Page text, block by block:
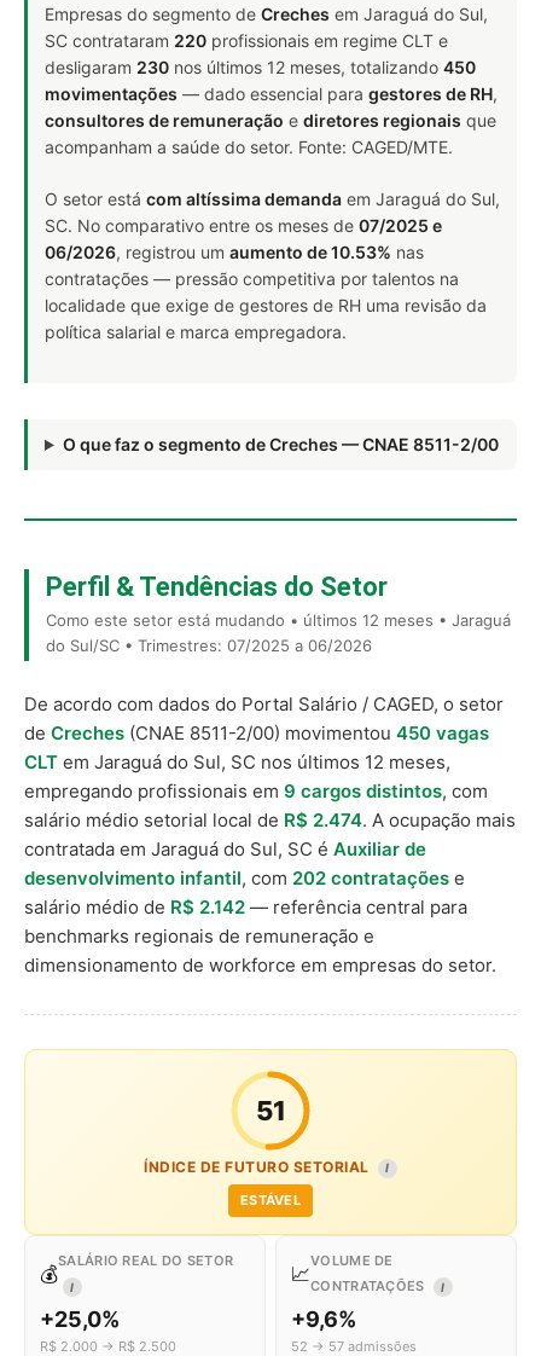
Empresas do segmento de Creches em Jaraguá do Sul,
SC contrataram 220 profissionais em regime CLT e
desligaram 230 nos últimos 12 meses, totalizando 450
movimentações — dado essencial para gestores de RH,
consultores de remuneração e diretores regionais que
acompanham a saúde do setor. Fonte: CAGED/MTE.
O setor está com altíssima demanda em Jaraguá do Sul,
SC. No comparativo entre os meses de 07/2025 e
06/2026, registrou um aumento de 10.53% nas
contratações — pressão competitiva por talentos na
localidade que exige de gestores de RH uma revisão da
política salarial e marca empregadora.
O que faz o segmento de Creches — CNAE 8511-2/00
Perfil & Tendências do Setor
Como este setor está mudando • últimos 12 meses • Jaraguá
do Sul/SC • Trimestres: 07/2025 a 06/2026
De acordo com dados do Portal Salário / CAGED, o setor
de Creches (CNAE 8511-2/00) movimentou 450 vagas
CLT em Jaraguá do Sul, SC nos últimos 12 meses,
empregando profissionais em 9 cargos distintos, com
salário médio setorial local de R$ 2.474. A ocupação mais
contratada em Jaraguá do Sul, SC é Auxiliar de
desenvolvimento infantil, com 202 contratações e
salário médio de R$ 2.142 — referência central para
benchmarks regionais de remuneração e
dimensionamento de workforce em empresas do setor.
51
ÍNDICE DE FUTURO SETORIAL I
ESTÁVEL
💰
SALÁRIO REAL DO SETOR
I
+25,0%
R$ 2.000 → R$ 2.500
📈
VOLUME DE
CONTRATAÇÕES
I
+9,6%
52 → 57 admissões